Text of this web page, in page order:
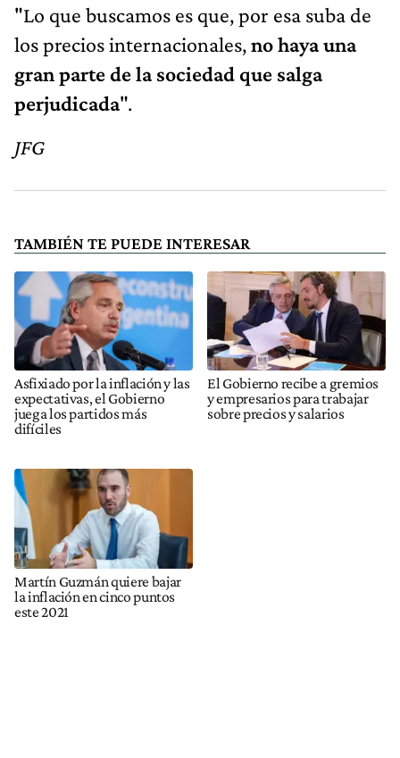
"Lo que buscamos es que, por esa suba de
los precios internacionales,no haya una
gran parte de la sociedad que salga
perjudicada".
JFG
TAMBIÉN TE PUEDE INTERESAR
Asfixiado por la inflación y las
expectativas, el Gobierno
juega los partidos más
difíciles
El Gobierno recibe a gremios
y empresarios para trabajar
sobre precios y salarios
Martín Guzmán quiere bajar
la inflación en cinco puntos
este 2021